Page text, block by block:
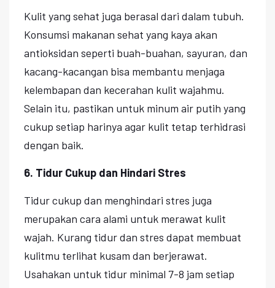
Kulit yang sehat juga berasal dari dalam tubuh.
Konsumsi makanan sehat yang kaya akan
antioksidan seperti buah-buahan, sayuran, dan
kacang-kacangan bisa membantu menjaga
kelembapan dan kecerahan kulit wajahmu.
Selain itu, pastikan untuk minum air putih yang
cukup setiap harinya agar kulit tetap terhidrasi
dengan baik.
6. Tidur Cukup dan Hindari Stres
Tidur cukup dan menghindari stres juga
merupakan cara alami untuk merawat kulit
wajah. Kurang tidur dan stres dapat membuat
kulitmu terlihat kusam dan berjerawat.
Usahakan untuk tidur minimal 7-8 jam setiap